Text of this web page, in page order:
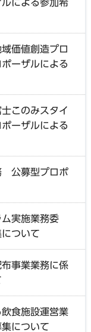
による参加希
価値創造プロ
ーザルによる
このみスタイ
ーザルによる
公募型プロポ
実施業務委
ついて
事業業務に係
食施設運営業
について